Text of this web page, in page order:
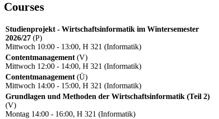
Courses
Studienprojekt - Wirtschaftsinformatik im Wintersemester
2026/27 (P)
Mittwoch 10:00 - 13:00, H 321 (Informatik)
Contentmanagement (V)
Mittwoch 12:00 - 14:00, H 321 (Informatik)
Contentmanagement (Ü)
Mittwoch 14:00 - 15:00, H 321 (Informatik)
Grundlagen und Methoden der Wirtschaftsinformatik (Teil 2)
(V)
Montag 14:00 - 16:00, H 321 (Informatik)